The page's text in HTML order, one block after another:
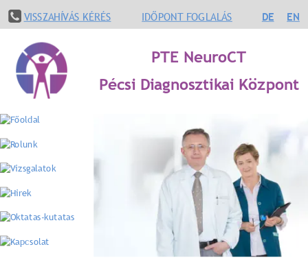
IDŐPONT FOGLALÁS
PTE NeuroCT
Pécsi Diagnosztikai Központ
DE EN
VISSZAHÍVÁS KÉRÉS